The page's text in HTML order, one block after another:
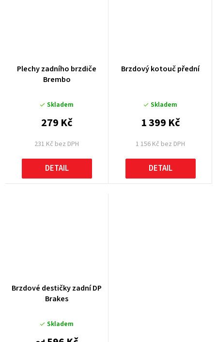
Plechy zadního brzdiče
Brembo
Skladem
231 Kč bez DPH
279 Kč
DETAIL
Brzdový kotouč přední
Skladem
1 156 Kč bez DPH
1 399 Kč
DETAIL
Brzdové destičky zadní DP
Brakes
Skladem